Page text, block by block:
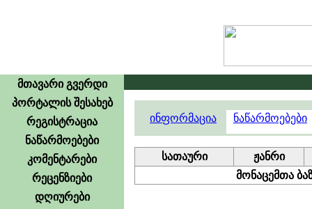
მთავარი გვერდი
პორტალის შესახებ
რეგისტრაცია
ნაწარმოებები
კომენტარები
რეცენზიები
დღიურები
ინფორმაცია ნაწარმოებები
სათაური
ჟანრი
მონაცემთა